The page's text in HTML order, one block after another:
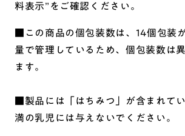
料表示”をご確認ください。
■この商品の個包装数は、14個包装
量で管理しているため、個包装数は
ます。
■製品には「はちみつ」が含まれて
満の乳児には与えないでください。